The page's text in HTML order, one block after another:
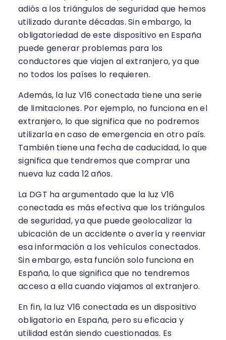
adiós a los triángulos de seguridad que hemos
utilizado durante décadas. Sin embargo, la
obligatoriedad de este dispositivo en España
puede generar problemas para los
conductores que viajen al extranjero, ya que
no todos los países lo requieren.
Además, la luz V16 conectada tiene una serie
de limitaciones. Por ejemplo, no funciona en el
extranjero, lo que significa que no podremos
utilizarla en caso de emergencia en otro país.
También tiene una fecha de caducidad, lo que
significa que tendremos que comprar una
nueva luz cada 12 años.
La DGT ha argumentado que la luz V16
conectada es más efectiva que los triángulos
de seguridad, ya que puede geolocalizar la
ubicación de un accidente o avería y reenviar
esa información a los vehículos conectados.
Sin embargo, esta función solo funciona en
España, lo que significa que no tendremos
acceso a ella cuando viajamos al extranjero.
En fin, la luz V16 conectada es un dispositivo
obligatorio en España, pero su eficacia y
utilidad están siendo cuestionadas. Es